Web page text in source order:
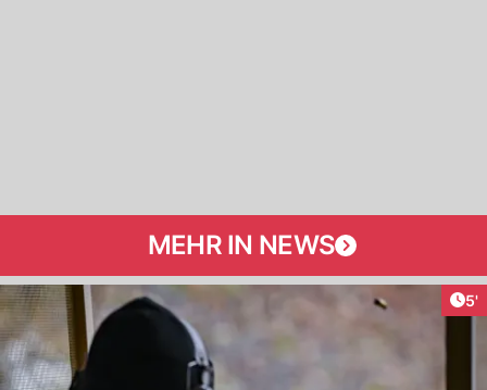
MEHR IN NEWS
5'